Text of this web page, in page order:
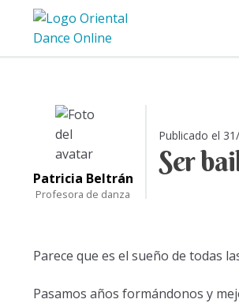
Ir
la
Ir
contenido
Patricia Beltrán
Profesora de danza
Publicado el
Ser
Parece que es el sueño de todas
Pasamos años formándonos y